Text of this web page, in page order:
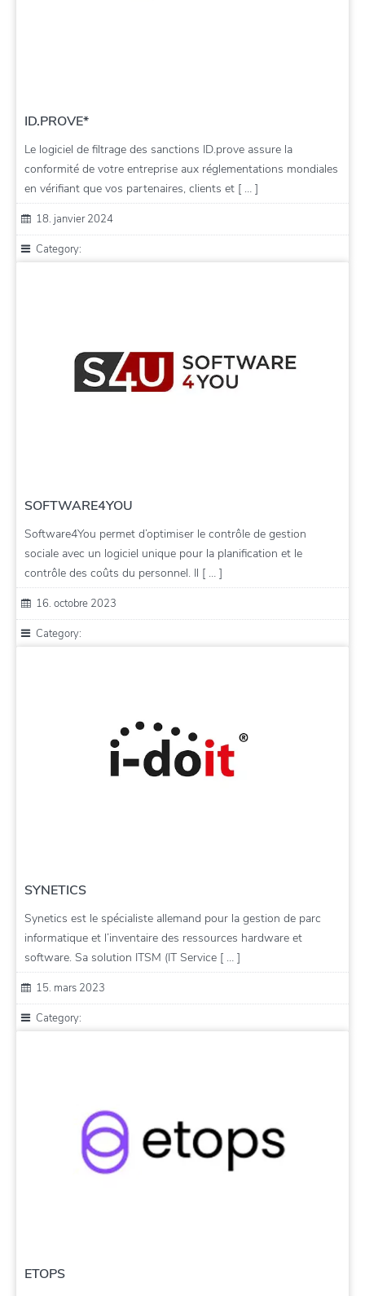
ID.PROVE*
Le logiciel de filtrage des sanctions ID.prove assure la
conformité de votre entreprise aux réglementations mondiales
en vérifiant que vos partenaires, clients et [ … ]
18. janvier 2024
Category:
SOFTWARE4YOU
Software4You permet d’optimiser le contrôle de gestion
sociale avec un logiciel unique pour la planification et le
contrôle des coûts du personnel. Il [ … ]
16. octobre 2023
Category:
SYNETICS
Synetics est le spécialiste allemand pour la gestion de parc
informatique et l’inventaire des ressources hardware et
software. Sa solution ITSM (IT Service [ … ]
15. mars 2023
Category:
ETOPS